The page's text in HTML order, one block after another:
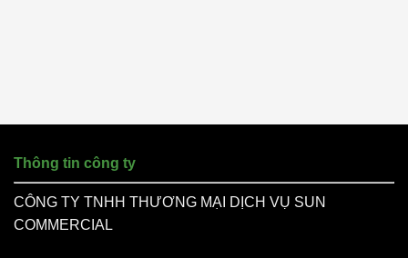
Thông tin công ty
CÔNG TY TNHH THƯƠNG MẠI DỊCH VỤ SUN
COMMERCIAL